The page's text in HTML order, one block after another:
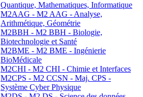
Quantique, Mathematiques, Informatique
M2AAG - M2 AAG - Analyse,
Arithmétique, Géométrie
M2BBH - M2 BBH - Biologie,
Biotechnologie et Santé
M2BME - M2 BME - Ingénierie
BioMédicale
M2CHI - M2 CHI - Chimie et Interfaces
M2CPS - M2 CCSN - Maj. CPS -
Système Cyber Physique